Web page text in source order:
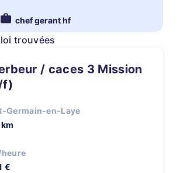
chef gerant hf
trouvées
f)
Germain-en-Laye
€